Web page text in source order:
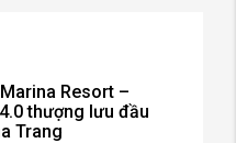
Resort –
thượng lưu đầu
Trang